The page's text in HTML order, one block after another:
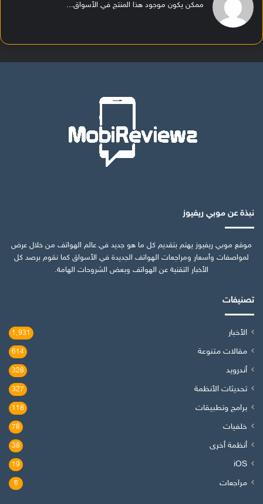
ممكن يكون موجود هذا المنتج في الأسواق...
نبذة عن موبي ريفيوز
موقع موبي ريفيوز يهتم بتقديم كل ما هو جديد في عالم الهواتف من خلال عرض
لمواصفات وأسعار ومراجعات الهواتف الجديدة في الأسواق كما نقوم برصد كل
الأخبار التقنية عن الهواتف وبعض الشروحات الهامة.
تصنيفات
الأخبار 1٬931
مقالات متنوعة 614
أندرويد 328
تحديثات الأنظمة 327
برامج وتطبيقات 118
خلفيات 78
أنظمة أخرى 38
iOS
19
مراجعات 6